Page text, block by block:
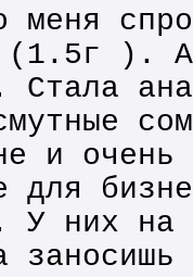
меня
(1.5г ).
Стала
и
для
У них на